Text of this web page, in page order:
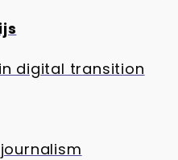
digital transition